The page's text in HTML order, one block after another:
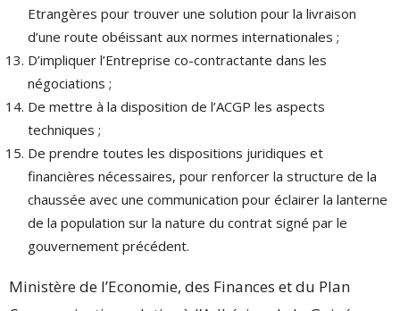
Etrangères pour trouver une solution pour la livraison
d’une route obéissant aux normes internationales ;
D’impliquer l’Entreprise co-contractante dans les
négociations ;
De mettre à la disposition de l’ACGP les aspects
techniques ;
De prendre toutes les dispositions juridiques et
financières nécessaires, pour renforcer la structure de la
chaussée avec une communication pour éclairer la lanterne
de la population sur la nature du contrat signé par le
gouvernement précédent.
Ministère de l’Economie, des Finances et du Plan